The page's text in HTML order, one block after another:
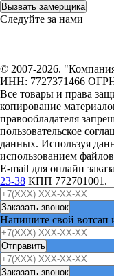
Вызвать замерщика
Следуйте за нами
© 2007-2026.
ИНН: 7727371466
Все товары и права
копирование
правообладателя
пользовательское
данных. Используя
использованием
E-mail для онлайн заказа
23-38 КПП 772701001.
Заказать звонок
Напишите свой
Отправить
Заказать звонок